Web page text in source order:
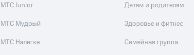
МТС Junior
МТС Мудрый
МТС Налегке
Детям и родителям
Здоровье и фитнес
Семейная группа